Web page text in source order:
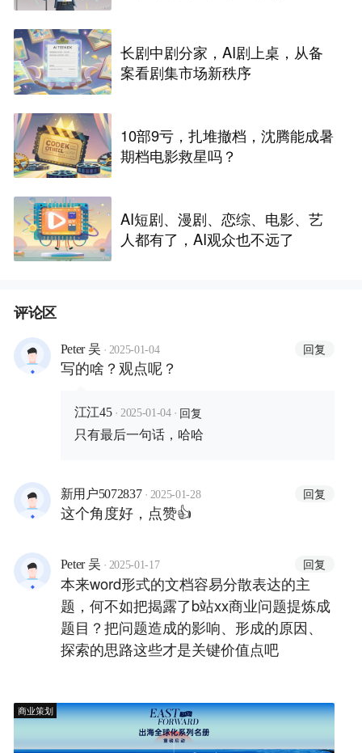
长剧中剧分家，AI剧上桌，从备
案看剧集市场新秩序
10部9亏，扎堆撤档，沈腾能成暑
期档电影救星吗？
AI短剧、漫剧、恋综、电影、艺
人都有了，AI观众也不远了
评论区
Peter 吴 · 2025-01-04 回复
写的啥？观点呢？
江江45 · 2025-01-04 · 回复
只有最后一句话，哈哈
新用户5072837 · 2025-01-28 回复
这个角度好，点赞👍
Peter 吴 · 2025-01-17 回复
本来word形式的文档容易分散表达的主
题，何不如把揭露了b站xx商业问题提炼成
题目？把问题造成的影响、形成的原因、
探索的思路这些才是关键价值点吧
商业策划